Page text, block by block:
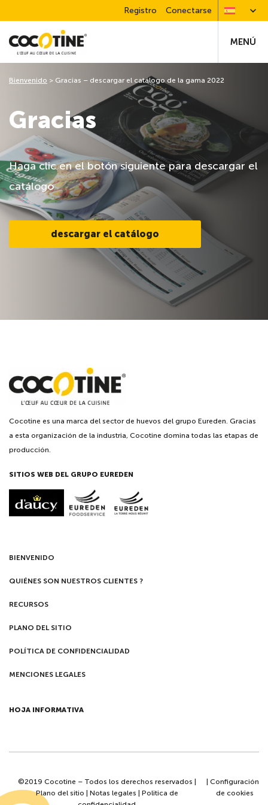
Registro Conectarse
MENÚ
Gracias
Haga clic en el botón siguiente para descargar el
catálogo
descargar el catálogo
Bienvenido > Gracias – descargar el catálogo de la gama 2022
Cocotine es una marca del sector de huevos del grupo Eureden. Gracias
a esta organización de la industria, Cocotine domina todas las etapas de
producción.
SITIOS WEB DEL GRUPO EUREDEN
BIENVENIDO
QUIÉNES SON NUESTROS CLIENTES ?
RECURSOS
PLANO DEL SITIO
POLÍTICA DE CONFIDENCIALIDAD
MENCIONES LEGALES
HOJA INFORMATIVA
©2019 Cocotine – Todos los derechos reservados |
Plano del sitio
Notas legales
Politica de
Configuración
de cookies